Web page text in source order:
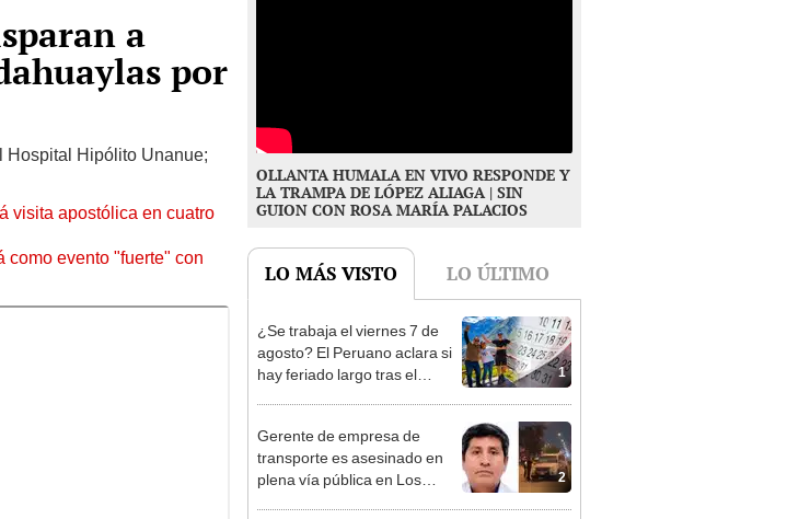
a
por
Hospital Hipólito Unanue;
visita apostólica en cuatro
como evento "fuerte" con
OLLANTA HUMALA EN VIVO RESPONDE Y
LA TRAMPA DE LÓPEZ ALIAGA | SIN
GUION CON ROSA MARÍA PALACIOS
LO MÁS VISTO LO ÚLTIMO
1
¿Se trabaja el viernes 7 de
agosto? El Peruano aclara si
hay feriado largo tras el
2
Gerente de empresa de
transporte es asesinado en
plena vía pública en Los